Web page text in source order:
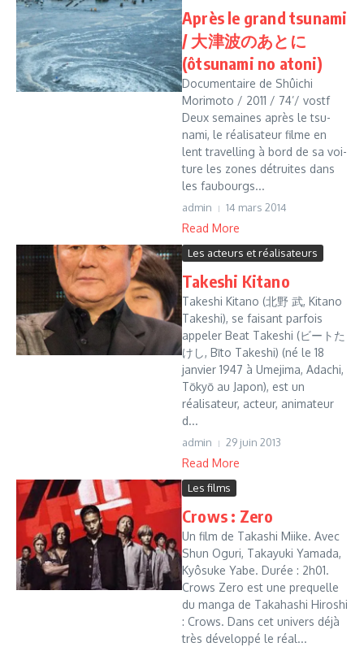
Après le grand tsu­nami
/ 大津波のあとに
(ôtsunami no atoni)
Documentaire de Shûichi
Morimoto / 2011 / 74’/ vostf
Deux semai­nes après le tsu­
nami, le réa­li­sa­teur filme en
lent tra­vel­ling à bord de sa voi­
ture les zones détrui­tes dans
les fau­bourgs...
admin 14 mars 2014
Read More
Les acteurs et réalisateurs
Takeshi Kitano
Takeshi Kitano (北野 武, Kitano
Takeshi), se faisant parfois
appeler Beat Takeshi (ビートた
けし, Bīto Takeshi) (né le 18
janvier 1947 à Umejima, Adachi,
Tōkyō au Japon), est un
réalisateur, acteur, animateur
d...
admin 29 juin 2013
Read More
Les films
Crows : Zero
Un film de Takashi Miike. Avec
Shun Oguri, Takayuki Yamada,
Kyôsuke Yabe. Durée : 2h01.
Crows Zero est une prequelle
du manga de Takahashi Hiroshi
: Crows. Dans cet univers déjà
très développé le réal...